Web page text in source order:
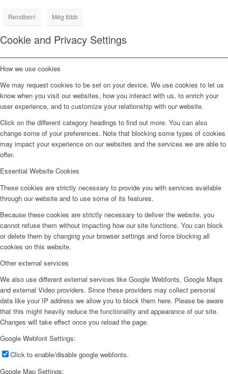
Rendben! Még több
Cookie and Privacy Settings
How we use cookies
We may request cookies to be set on your device. We use cookies to let us
know when you visit our websites, how you interact with us, to enrich your
user experience, and to customize your relationship with our website.
Click on the different category headings to find out more. You can also
change some of your preferences. Note that blocking some types of cookies
may impact your experience on our websites and the services we are able to
offer.
Essential Website Cookies
These cookies are strictly necessary to provide you with services available
through our website and to use some of its features.
Because these cookies are strictly necessary to deliver the website, you
cannot refuse them without impacting how our site functions. You can block
or delete them by changing your browser settings and force blocking all
cookies on this website.
Other external services
We also use different external services like Google Webfonts, Google Maps
and external Video providers. Since these providers may collect personal
data like your IP address we allow you to block them here. Please be aware
that this might heavily reduce the functionality and appearance of our site.
Changes will take effect once you reload the page.
Google Webfont Settings:
Click to enable/disable google webfonts.
Google Map Settings: